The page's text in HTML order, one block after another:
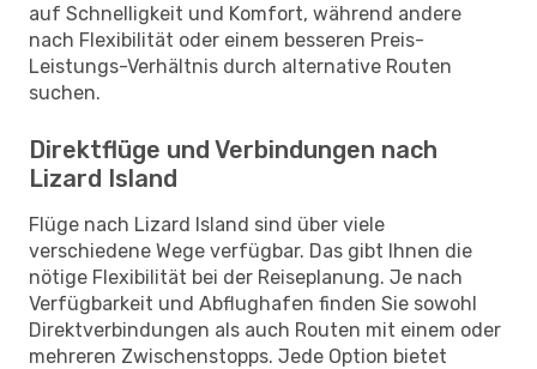
auf Schnelligkeit und Komfort, während andere
nach Flexibilität oder einem besseren Preis-
Leistungs-Verhältnis durch alternative Routen
suchen.
Direktflüge und Verbindungen nach
Lizard Island
Flüge nach Lizard Island sind über viele
verschiedene Wege verfügbar. Das gibt Ihnen die
nötige Flexibilität bei der Reiseplanung. Je nach
Verfügbarkeit und Abflughafen finden Sie sowohl
Direktverbindungen als auch Routen mit einem oder
mehreren Zwischenstopps. Jede Option bietet